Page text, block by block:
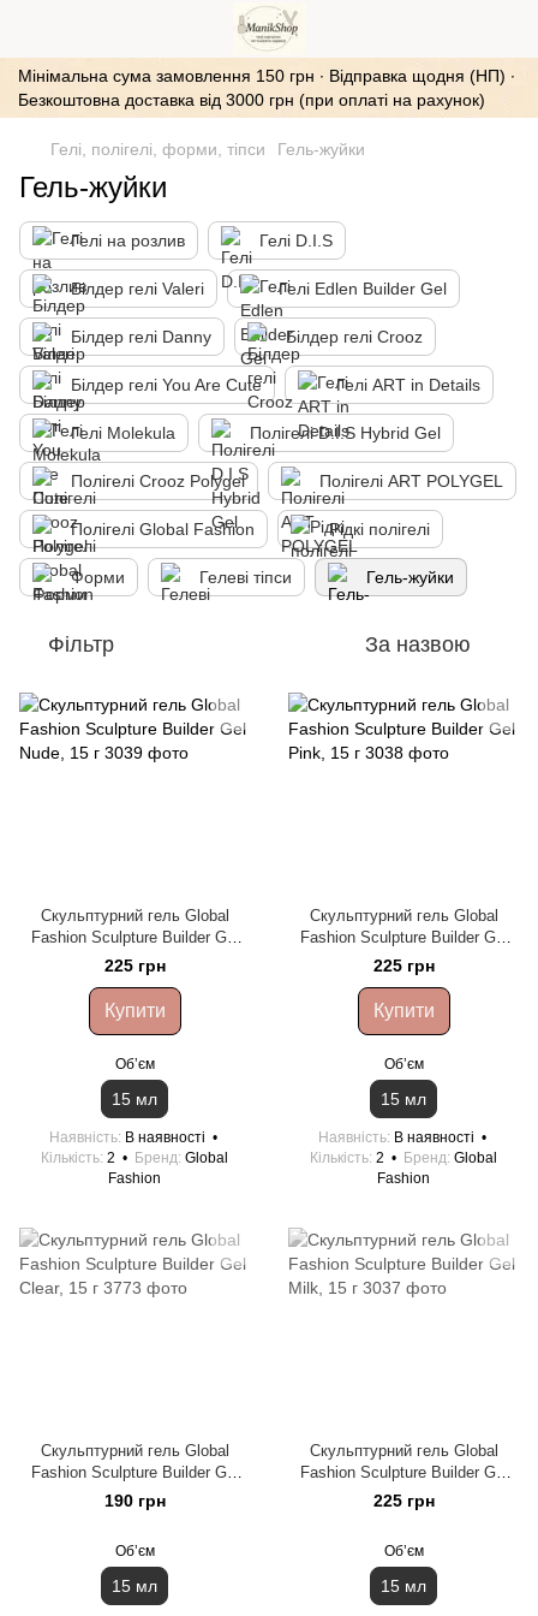
Мінімальна сума замовлення 150 грн ∙ Відправка щодня (НП) ∙
Безкоштовна доставка від 3000 грн (при оплаті на рахунок)
Гелі, полігелі, форми, тіпси Гель-жуйки
Гель-жуйки
Гелі на розлив Гелі D.I.S
Білдер гелі Valeri Гелі Edlen Builder Gel
Білдер гелі Danny Білдер гелі Crooz
Білдер гелі You Are Cute Гелі ART in Details
Гелі Molekula Полігелі D.I.S Hybrid Gel
Полігелі Crooz Polygel Полігелі ART POLYGEL
Полігелі Global Fashion Рідкі полігелі
Форми Гелеві тіпси Гель-жуйки
Фільтр За назвою
Скульптурний гель Global
Fashion Sculpture Builder Gel
Nude, 15 г
225 грн
Купити
Обʼєм
15 мл
Наявність
В наявності
Кількість 2 Бренд Global
Fashion
Скульптурний гель Global
Fashion Sculpture Builder Gel
Pink, 15 г
225 грн
Купити
Обʼєм
15 мл
Наявність
В наявності
Кількість 2 Бренд Global
Fashion
Скульптурний гель Global
Fashion Sculpture Builder Gel
Clear, 15 г
190 грн
Обʼєм
15 мл
Скульптурний гель Global
Fashion Sculpture Builder Gel
Milk, 15 г
225 грн
Обʼєм
15 мл